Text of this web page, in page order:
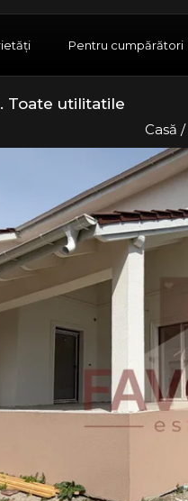
Pentru cumpărători
Toate utilitatile
Casă